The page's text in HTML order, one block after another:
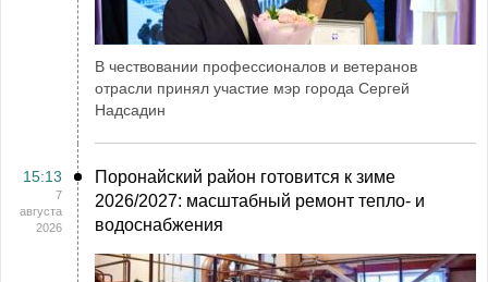
В чествовании профессионалов и ветеранов
отрасли принял участие мэр города Сергей
Надсадин
15:13
7
августа
2026
Поронайский район готовится к зиме
2026/2027: масштабный ремонт тепло- и
водоснабжения